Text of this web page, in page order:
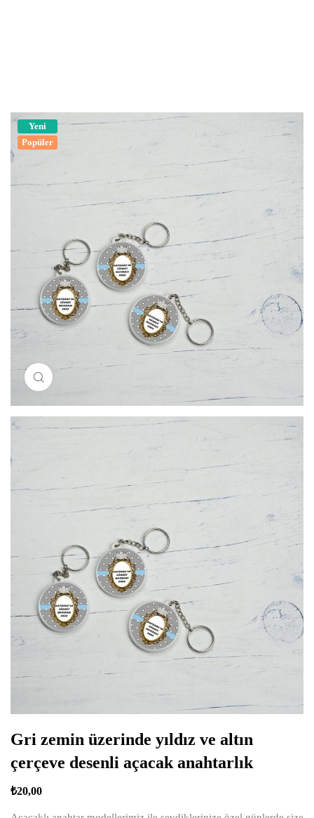
Yeni
Popüler
Gri zemin üzerinde yıldız ve altın
çerçeve desenli açacak anahtarlık
₺20,00